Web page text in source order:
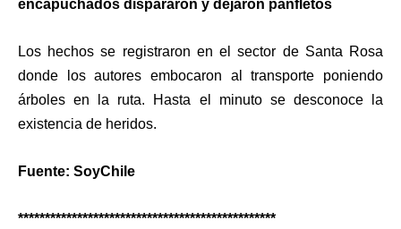
encapuchados dispararon y dejaron panfletos
Los hechos se registraron en el sector de Santa Rosa
donde los autores embocaron al transporte poniendo
árboles en la ruta. Hasta el minuto se desconoce la
existencia de heridos.
Fuente: SoyChile
************************************************